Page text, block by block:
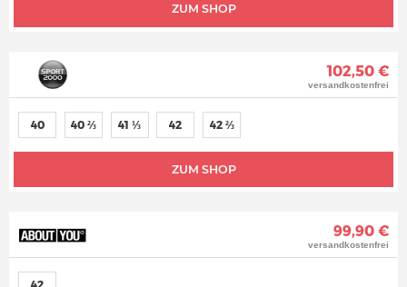
ZUM SHOP
102,50 €
versandkostenfrei
ZUM SHOP
40 40 ⅔ 41 ⅓ 42 42 ⅔
99,90 €
versandkostenfrei